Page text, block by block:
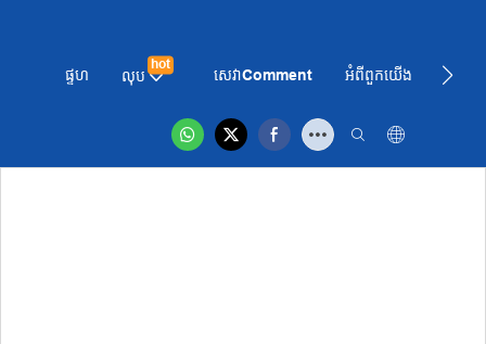
ផ្ទហ លុប
hot
សេវាComment អំពី​ពួក​យើង ព័ត៌មា